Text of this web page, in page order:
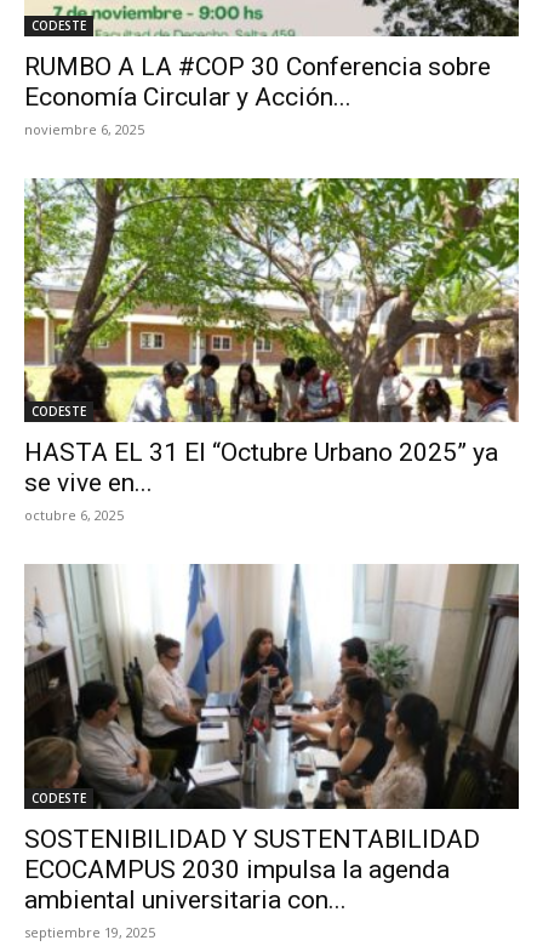
CODESTE
RUMBO A LA #COP 30 Conferencia sobre
Economía Circular y Acción...
noviembre 6, 2025
CODESTE
HASTA EL 31 El “Octubre Urbano 2025” ya
se vive en...
octubre 6, 2025
CODESTE
SOSTENIBILIDAD Y SUSTENTABILIDAD
ECOCAMPUS 2030 impulsa la agenda
ambiental universitaria con...
septiembre 19, 2025